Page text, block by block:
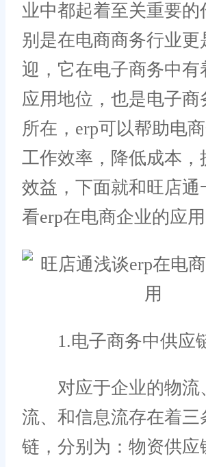
业中都起着至关重要的
别是在电商商务行业更
迎，它在电子商务中有
应用地位，也是电子商
所在，erp可以帮助电
工作效率，降低成本，
效益，下面就和旺店通
看erp在电商企业的应用
1.电子商务中供应
对应于企业的物流
流、和信息流存在着三
链，分别为：物资供应